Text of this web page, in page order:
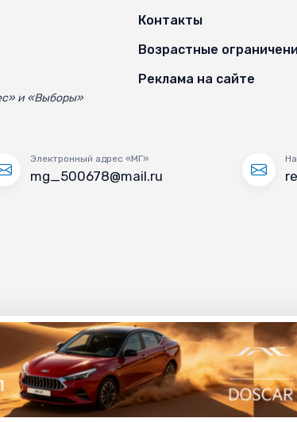
и «Выборы»
Контакты
Возрастные
Реклама на сайте
Электронный адрес «МГ»
mg_500678@mail.ru